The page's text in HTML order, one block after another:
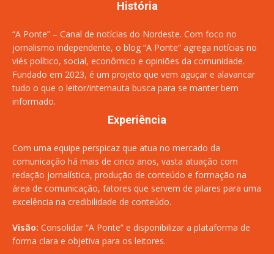
História
“A Ponte” – Canal de notícias do Nordeste. Com foco no
jornalismo independente, o blog “A Ponte” agrega notícias no
viés político, social, econômico e opiniões da comunidade.
Fundado em 2023, é um projeto que vem aguçar e alavancar
tudo o que o leitor/internauta busca para se manter bem
informado.
Experiência
Com uma equipe perspicaz que atua no mercado da
comunicação há mais de cinco anos, vasta atuação com
redação jornalística, produção de conteúdo e formação na
área de comunicação, fatores que servem de pilares para uma
excelência na credibilidade de conteúdo.
Visão: Consolidar “A Ponte” e disponibilizar a plataforma de
forma clara e objetiva para os leitores.